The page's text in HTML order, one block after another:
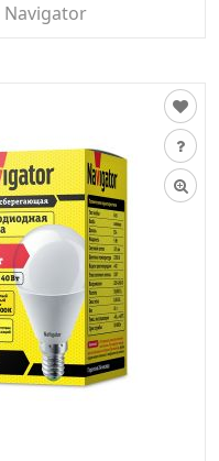
Navigator